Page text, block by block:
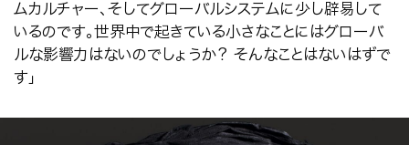
ムカルチャー、そしてグローバルシステムに少し辟易して
いるのです。世界中で起きている小さなことにはグローバ
ルな影響力はないのでしょうか？ そんなことはないはずで
す」